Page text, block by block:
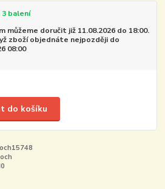
balení
můžeme doručit již 11.08.2026 do 18:00.
zboží objednáte nejpozději do
08:00
do košíku